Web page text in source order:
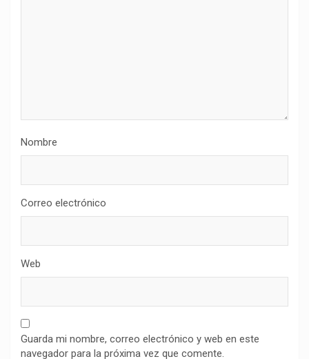
Nombre
Correo electrónico
Web
Guarda mi nombre, correo electrónico y web en este
navegador para la próxima vez que comente.